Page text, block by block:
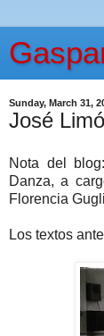
Sunday, March 31,
José
Nota del
Danza, a
Florencia
Los textos